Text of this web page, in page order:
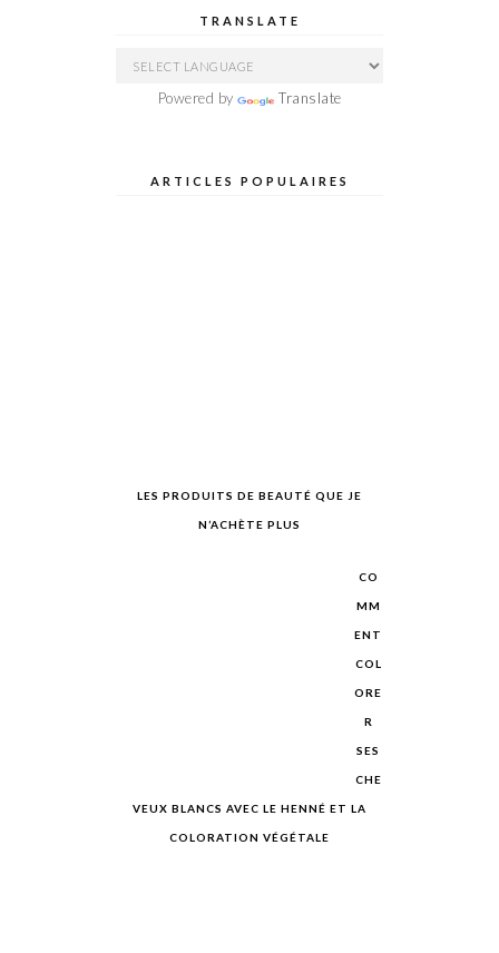
TRANSLATE
Powered by Translate
ARTICLES POPULAIRES
LES PRODUITS DE BEAUTÉ QUE JE
N’ACHÈTE PLUS
CO
MM
ENT
COL
ORE
R
SES
CHE
VEUX BLANCS AVEC LE HENNÉ ET LA
COLORATION VÉGÉTALE